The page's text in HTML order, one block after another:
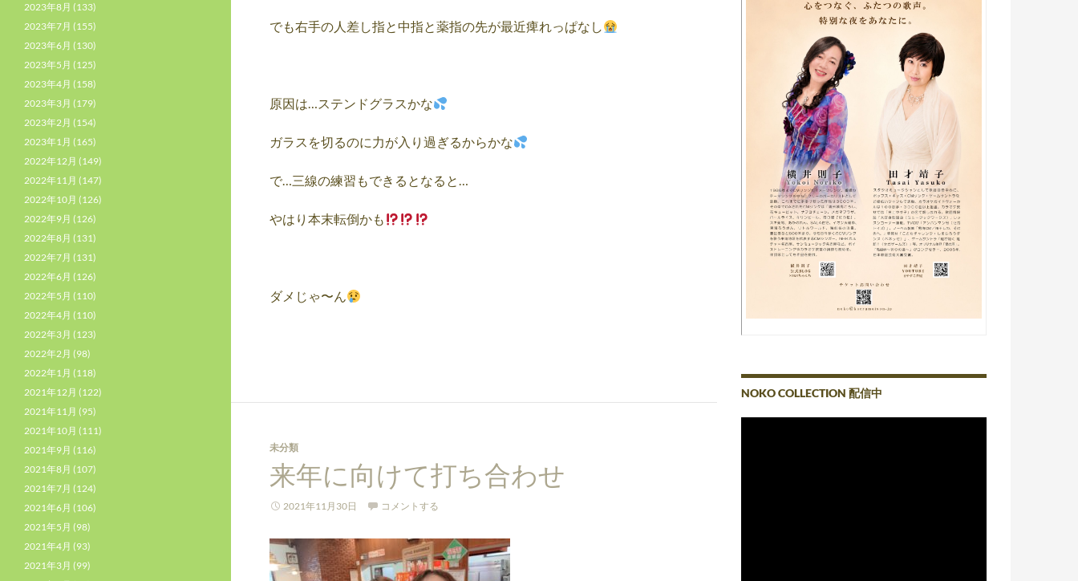
でも右手の人差し指と中指と薬指の先が最近痺れっぱなし
原因は…ステンドグラスかな
ガラスを切るのに力が入り過ぎるからかな
で…三線の練習もできるとなると…
やはり本末転倒かも
ダメじゃ〜ん
未分類
来年に向けて打ち合わせ
2021年11月30日 コメントする
NOKO COLLECTION 配信中
2023年8月 (133)
2023年7月 (155)
2023年6月 (130)
2023年5月 (125)
2023年4月 (158)
2023年3月 (179)
2023年2月 (154)
2023年1月 (165)
2022年12月 (149)
2022年11月 (147)
2022年10月 (126)
2022年9月 (126)
2022年8月 (131)
2022年7月 (131)
2022年6月 (126)
2022年5月 (110)
2022年4月 (110)
2022年3月 (123)
2022年2月 (98)
2022年1月 (118)
2021年12月 (122)
2021年11月 (95)
2021年10月 (111)
2021年9月 (116)
2021年8月 (107)
2021年7月 (124)
2021年6月 (106)
2021年5月 (98)
2021年4月 (93)
2021年3月 (99)